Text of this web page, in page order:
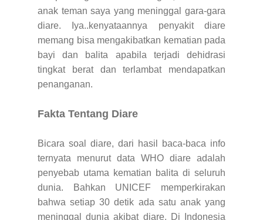
anak teman saya yang meninggal gara-gara
diare. Iya..kenyataannya penyakit diare
memang bisa mengakibatkan kematian pada
bayi dan balita apabila terjadi dehidrasi
tingkat berat dan terlambat mendapatkan
penanganan.
Fakta Tentang Diare
Bicara soal diare, dari hasil baca-baca info
ternyata menurut data WHO diare adalah
penyebab utama kematian balita di seluruh
dunia. Bahkan UNICEF memperkirakan
bahwa setiap 30 detik ada satu anak yang
meninggal dunia akibat diare. Di Indonesia